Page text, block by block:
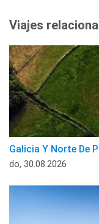
Viajes
Galicia Y Norte De
do, 30.08.2026